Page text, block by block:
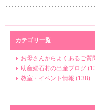
カテゴリ一覧
お母さんからよくあるご質
助産婦石村の出産ブログ
教室・イベント情報 (138)